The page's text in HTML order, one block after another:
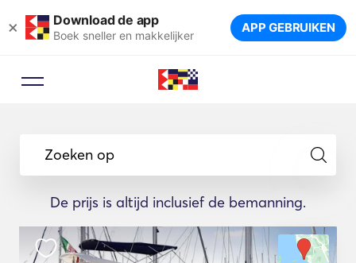
× Download de app
Boek sneller en makkelijker APP GEBRUIKEN
Zoeken op
De prijs is altijd inclusief de bemanning.